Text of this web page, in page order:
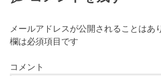
メールアドレスが公開されることはあ
欄は必須項目です
コメント